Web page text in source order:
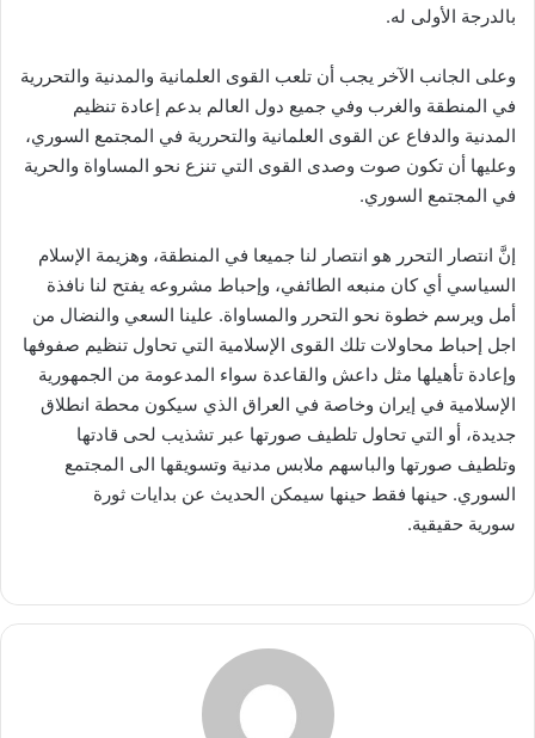
بالدرجة الأولى له.
وعلى الجانب الآخر يجب أن تلعب القوى العلمانية والمدنية والتحررية
في المنطقة والغرب وفي جميع دول العالم بدعم إعادة تنظيم
المدنية والدفاع عن القوى العلمانية والتحررية في المجتمع السوري،
وعليها أن تكون صوت وصدى القوى التي تنزع نحو المساواة والحرية
في المجتمع السوري.
إنَّ انتصار التحرر هو انتصار لنا جميعا في المنطقة، وهزيمة الإسلام
السياسي أي كان منبعه الطائفي، وإحباط مشروعه يفتح لنا نافذة
أمل ويرسم خطوة نحو التحرر والمساواة. علينا السعي والنضال من
اجل إحباط محاولات تلك القوى الإسلامية التي تحاول تنظيم صفوفها
وإعادة تأهيلها مثل داعش والقاعدة سواء المدعومة من الجمهورية
الإسلامية في إيران وخاصة في العراق الذي سيكون محطة انطلاق
جديدة، أو التي تحاول تلطيف صورتها عبر تشذيب لحى قادتها
وتلطيف صورتها والباسهم ملابس مدنية وتسويقها الى المجتمع
السوري. حينها فقط حينها سيمكن الحديث عن بدايات ثورة
سورية حقيقية.